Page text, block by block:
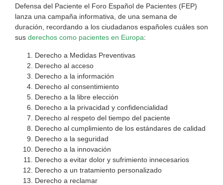
Defensa del Paciente el Foro Español de Pacientes (FEP)
lanza una campaña informativa, de una semana de
duración, recordando a los ciudadanos españoles cuáles son
sus derechos como pacientes en Europa:
Derecho a Medidas Preventivas
Derecho al acceso
Derecho a la información
Derecho al consentimiento
Derecho a la libre elección
Derecho a la privacidad y confidencialidad
Derecho al respeto del tiempo del paciente
Derecho al cumplimiento de los estándares de calidad
Derecho a la seguridad
Derecho a la innovación
Derecho a evitar dolor y sufrimiento innecesarios
Derecho a un tratamiento personalizado
Derecho a reclamar